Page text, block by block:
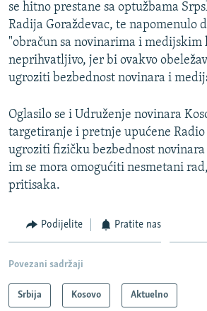
se hitno prestane sa optužbama
Radija Goraždevac, te napomenulo
"obračun sa novinarima i medijskim
neprihvatljivo, jer bi ovakvo
ugroziti bezbednost novinara i
Oglasilo se i Udruženje novinara
targetiranje i pretnje upućene Radio
ugroziti fizičku bezbednost
im se mora omogućiti nesmetani
pritisaka.
Podijelite Pratite nas
Povezani sadržaji
Srbija Kosovo Aktuelno